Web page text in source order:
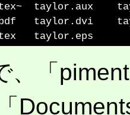
taylor.aux
taylor.dvi
、「